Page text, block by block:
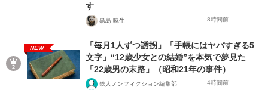
す
黒島 暁生 8時間前
NEW
「毎月1人ずつ誘拐」「手帳にはヤバすぎる5
文字」“12歳少女との結婚”を本気で夢見た
「22歳男の末路」（昭和21年の事件）
鉄人ノンフィクション編集部 4時間前